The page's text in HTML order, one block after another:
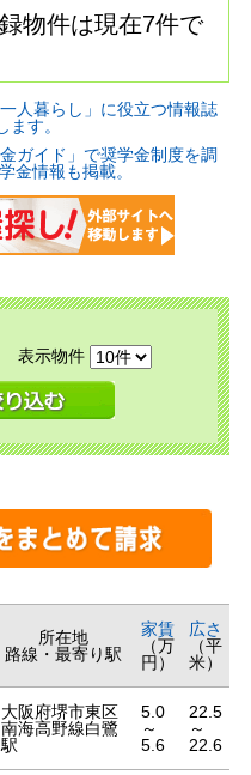
物件は現在7件で
人暮らし」に役立つ情報誌
す。
ガイド」で奨学金制度を調
金情報も掲載。
表示物件
所在地
路線・最寄り駅
家賃
（万
円）
広さ
（平
米）
大阪府堺市東区
南海高野線白鷺
駅
5.0
～
5.6
22.5
～
22.6